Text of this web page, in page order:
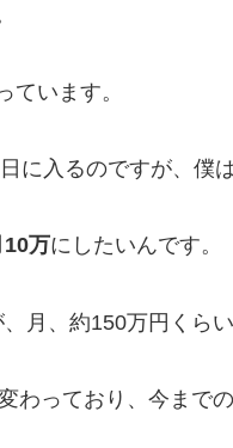
ています。
に入るのですが、僕
10万にしたいんです。
月、約150万円くら
わっており、今まで